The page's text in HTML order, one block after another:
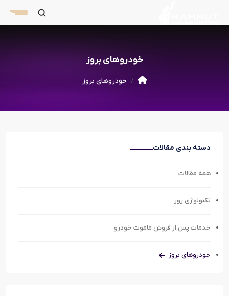
خودروهای بروز
خودروهای بروز
دسته بندی مقالات
همه مقالات
تکنولوژی روز
خدمات پس از فروش ماموت خودرو
خودروهای بروز